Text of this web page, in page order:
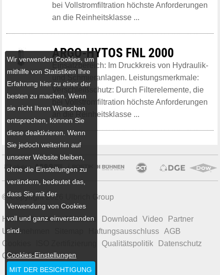
bei Vollstromfiltration höchste Anforderungen
an die Reinheitsklasse ...
ARGO-HYTOS FNL 2000
Einsatzbereich: Im Druckkreis von Hydraulik-
und Schmieranlagen. Leistungsmerkmale:
Verschleißschutz: Durch Filterelemente, die
bei Vollstromfiltration höchste Anforderungen
an die Reinheitsklasse ...
© Copyright 2026 Ulbrich Group
Home Produkte Aktuelles Download Video
Partner
Unternehmen
Haftungsausschluss
AGB
Cookies
Qualitätspolitik
Datenschutz
Code of Conduct
Wir verwenden Cookies, um
mithilfe von Statistiken Ihre
Erfahrung hier zu einer der
besten zu machen. Wenn
sie nicht Ihren Wünschen
entsprechen, können Sie
diese deaktivieren. Wenn
Sie jedoch weiterhin auf
unserer Website bleiben,
ohne die Einstellungen zu
verändern, bedeutet das,
dass Sie mit der
Verwendung von Cookies
voll und ganz einverstanden
sind.
Cookies-Einstellungen
MIT DER BESICHTIGUNG